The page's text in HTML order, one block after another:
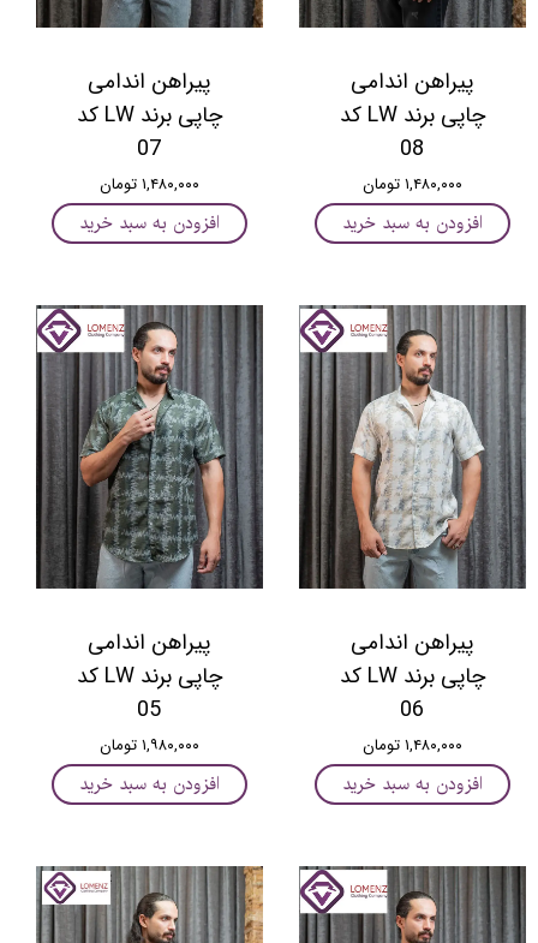
پیراهن اندامی
چاپی برند LW کد
08
۱,۴۸۰,۰۰۰ تومان
افزودن به سبد خرید
پیراهن اندامی
چاپی برند LW کد
07
۱,۴۸۰,۰۰۰ تومان
افزودن به سبد خرید
پیراهن اندامی
چاپی برند LW کد
06
۱,۴۸۰,۰۰۰ تومان
افزودن به سبد خرید
پیراهن اندامی
چاپی برند LW کد
05
۱,۹۸۰,۰۰۰ تومان
افزودن به سبد خرید